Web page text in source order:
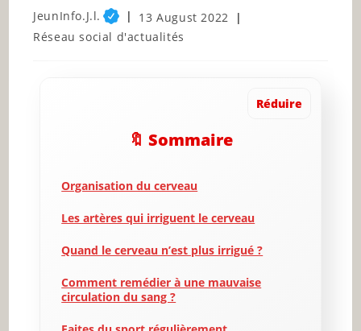
Post
author:
JeunInfo.J.l.
Post
published:
13 August 2022
Post
Réseau social d'actualités
Réduire
🔖 Sommaire
Organisation du cerveau
Les artères qui irriguent le cerveau
Quand le cerveau n’est plus irrigué ?
Comment remédier à une mauvaise
circulation du sang ?